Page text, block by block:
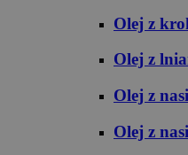
Olej z
Olej z
Olej z
Olej z